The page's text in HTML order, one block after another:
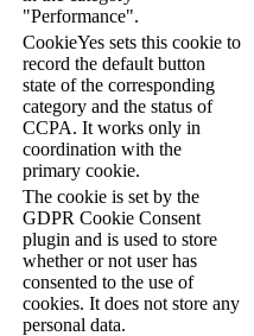
"Performance".
CookieYes sets this cookie to
record the default button
state of the corresponding
category and the status of
CCPA. It works only in
coordination with the
primary cookie.
The cookie is set by the
GDPR Cookie Consent
plugin and is used to store
whether or not user has
consented to the use of
cookies. It does not store any
personal data.